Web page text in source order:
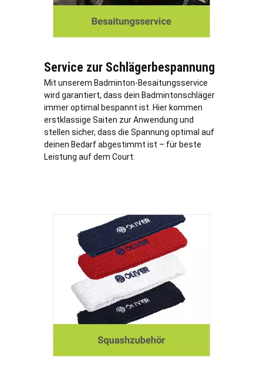
Service zur Schlägerbespannung
Mit unserem Badminton-Besaitungsservice
wird garantiert, dass dein Badmintonschläger
immer optimal bespannt ist. Hier kommen
erstklassige Saiten zur Anwendung und
stellen sicher, dass die Spannung optimal auf
deinen Bedarf abgestimmt ist – für beste
Leistung auf dem Court.